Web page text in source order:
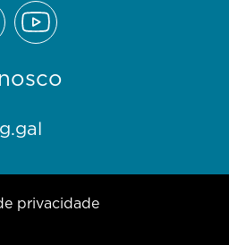
privacidade